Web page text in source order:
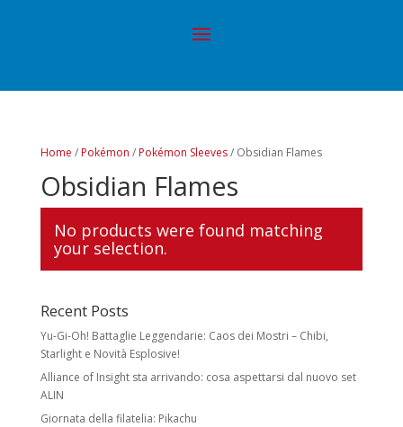
Home / Pokémon / Pokémon Sleeves/ Obsidian Flames
Obsidian Flames
No products were found matching
your selection.
Recent Posts
Yu-Gi-Oh! Battaglie Leggendarie: Caos dei Mostri – Chibi,
Starlight e Novità Esplosive!
Alliance of Insight sta arrivando: cosa aspettarsi dal nuovo set
ALIN
Giornata della filatelia: Pikachu